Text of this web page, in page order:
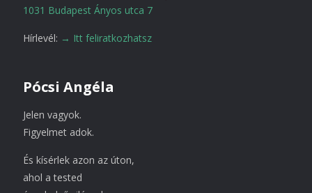
1031 Budapest Ányos utca 7
Hírlevél: → Itt feliratkozhatsz
Pócsi Angéla
Jelen vagyok.
Figyelmet adok.
És kísérlek azon az úton,
ahol a tested